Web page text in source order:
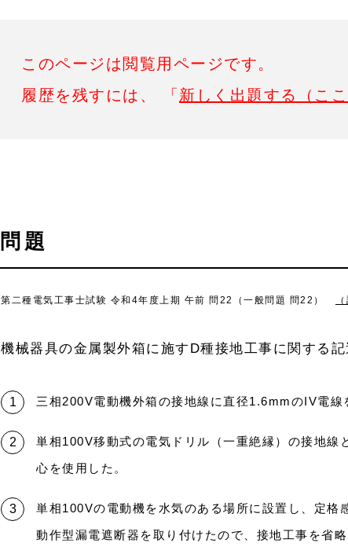
このページは閲覧用ページです。
履歴を残すには、 「 新しく出題する（こ
問題
第二種電気工事士試験 令和4年度上期 午前 問22（一般問題 問22）
機械器具の金属製外箱に施すD種接地工事に関する記
三相200V電動機外箱の接地線に直径1.6mmのIV電線
単相100V移動式の電気ドリル（一重絶縁）の接地線
心を使用した。
単相100Vの電動機を水気のある場所に設置し、定格
動作型漏電遮断器を取り付けたので、接地工事を省略